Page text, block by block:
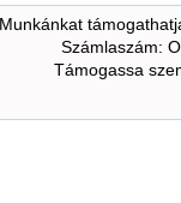
Munkánkat
Számlaszám:
Támogassa